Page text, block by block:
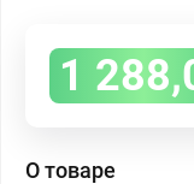
1
О товаре